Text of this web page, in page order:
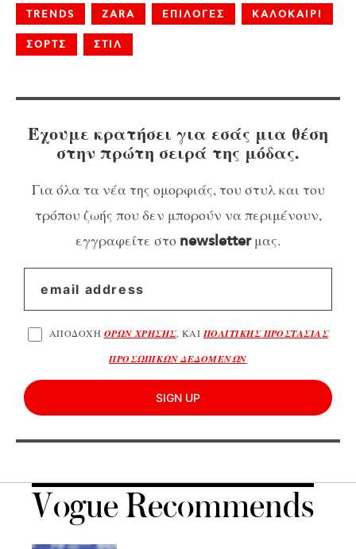
TRENDS ZARA ΕΠΙΛΟΓΕΣ ΚΑΛΟΚΑΙΡΙ
ΣΟΡΤΣ ΣΤΙΛ
Έχουμε κρατήσει για εσάς μια θέση
στην πρώτη σειρά της μόδας.
Για όλα τα νέα της ομορφιάς, του στυλ και του
τρόπου ζωής που δεν μπορούν να περιμένουν,
εγγραφείτε στο newsletterμας.
ΑΠΟΔΟΧΗ ΟΡΩΝ ΧΡΗΣΗΣ, ΚΑΙ ΠΟΛΙΤΙΚΗΣ ΠΡΟΣΤΑΣΙΑΣ
ΠΡΟΣΩΠΙΚΩΝ ΔΕΔΟΜΕΝΩΝ
SIGN UP
Vogue Recommends